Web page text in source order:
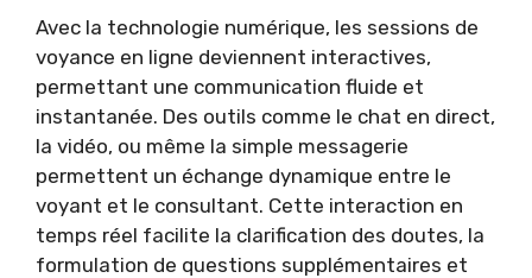
Avec la technologie numérique, les sessions de
voyance en ligne deviennent interactives,
permettant une communication fluide et
instantanée. Des outils comme le chat en direct,
la vidéo, ou même la simple messagerie
permettent un échange dynamique entre le
voyant et le consultant. Cette interaction en
temps réel facilite la clarification des doutes, la
formulation de questions supplémentaires et